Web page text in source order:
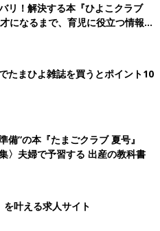
リ！解決する本『ひよこクラブ
になるまで、育児に役立つ情報が
たまひよ雑誌を買うとポイント10
備”の本『たまごクラブ 夏号』
〉夫婦で予習する 出産の教科書
叶える求人サイト